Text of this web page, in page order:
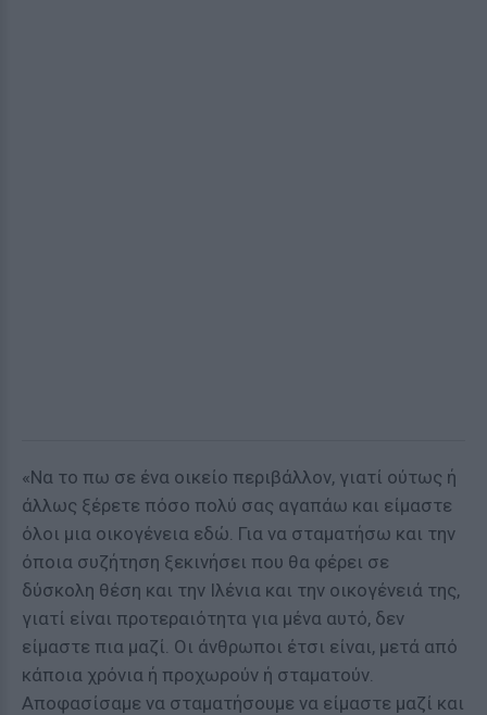
«Να το πω σε ένα οικείο περιβάλλον, γιατί ούτως ή
άλλως ξέρετε πόσο πολύ σας αγαπάω και είμαστε
όλοι μια οικογένεια εδώ. Για να σταματήσω και την
όποια συζήτηση ξεκινήσει που θα φέρει σε
δύσκολη θέση και την Ιλένια και την οικογένειά της,
γιατί είναι προτεραιότητα για μένα αυτό, δεν
είμαστε πια μαζί. Οι άνθρωποι έτσι είναι, μετά από
κάποια χρόνια ή προχωρούν ή σταματούν.
Αποφασίσαμε να σταματήσουμε να είμαστε μαζί και